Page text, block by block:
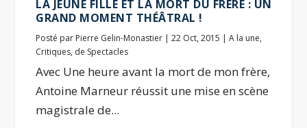
LA JEUNE FILLE ET LA MORT DU FRÈRE : UN
GRAND MOMENT THÉÂTRAL !
Posté par Pierre Gelin-Monastier |22 Oct, 2015 |A la une,
Critiques, de Spectacles
Avec Une heure avant la mort de mon frère,
Antoine Marneur réussit une mise en scène
magistrale de...